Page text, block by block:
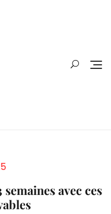
avec ces